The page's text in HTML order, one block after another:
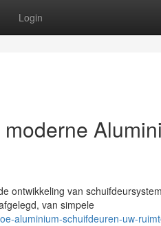
Login
ontwikkeling van
van simpele
aluminium-schuifdeuren-uw-